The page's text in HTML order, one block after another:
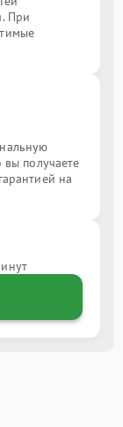
При
вы получаете
на